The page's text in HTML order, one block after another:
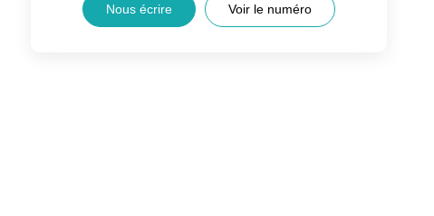
Nous écrire Voir le numéro